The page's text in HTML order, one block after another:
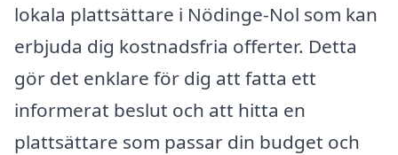
lokala plattsättare i Nödinge-Nol som kan
erbjuda dig kostnadsfria offerter. Detta
gör det enklare för dig att fatta ett
informerat beslut och att hitta en
plattsättare som passar din budget och